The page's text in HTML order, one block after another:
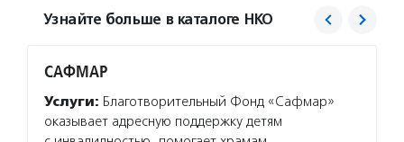
Узнайте больше в каталоге НКО
САФМАР
Услуги: Благотворительный Фонд «Сафмар»
оказывает адресную поддержку детям